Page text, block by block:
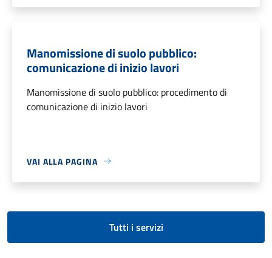
Manomissione di suolo pubblico:
comunicazione di inizio lavori
Manomissione di suolo pubblico: procedimento di
comunicazione di inizio lavori
VAI ALLA PAGINA
Tutti i servizi